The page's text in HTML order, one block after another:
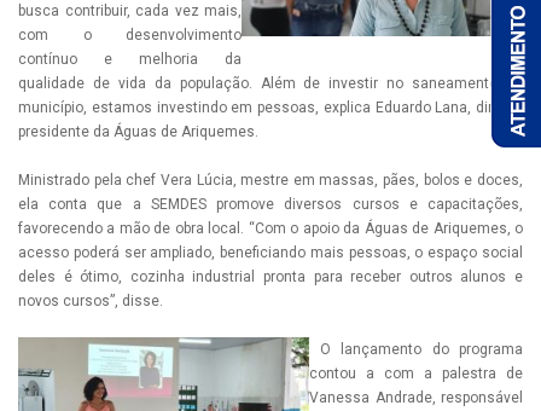
busca contribuir, cada vez mais,
com o desenvolvimento
contínuo e melhoria da
qualidade de vida da população. Além de investir no saneamento do
município, estamos investindo em pessoas, explica Eduardo Lana, diretor-
presidente da Águas de Ariquemes.
Ministrado pela chef Vera Lúcia, mestre em massas, pães, bolos e doces,
ela conta que a SEMDES promove diversos cursos e capacitações,
favorecendo a mão de obra local. “Com o apoio da Águas de Ariquemes, o
acesso poderá ser ampliado, beneficiando mais pessoas, o espaço social
deles é ótimo, cozinha industrial pronta para receber outros alunos e
novos cursos”, disse.
O lançamento do programa
contou a com a palestra de
Vanessa Andrade, responsável